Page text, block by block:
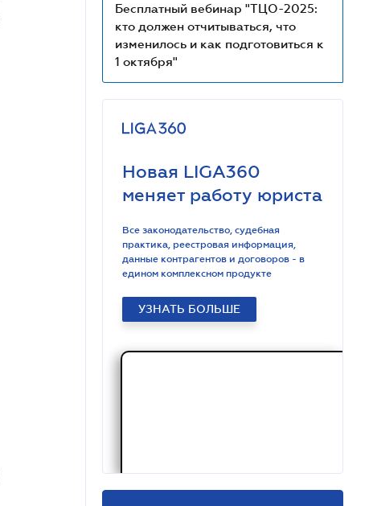
Бесплатный вебинар "ТЦО-2025:
кто должен отчитываться, что
изменилось и как подготовиться к
1 октября"
Новая LIGA360
меняет работу юриста
Все законодательство, судебная
практика, реестровая информация,
данные контрагентов и договоров - в
едином комплексном продукте
УЗНАТЬ БОЛЬШЕ